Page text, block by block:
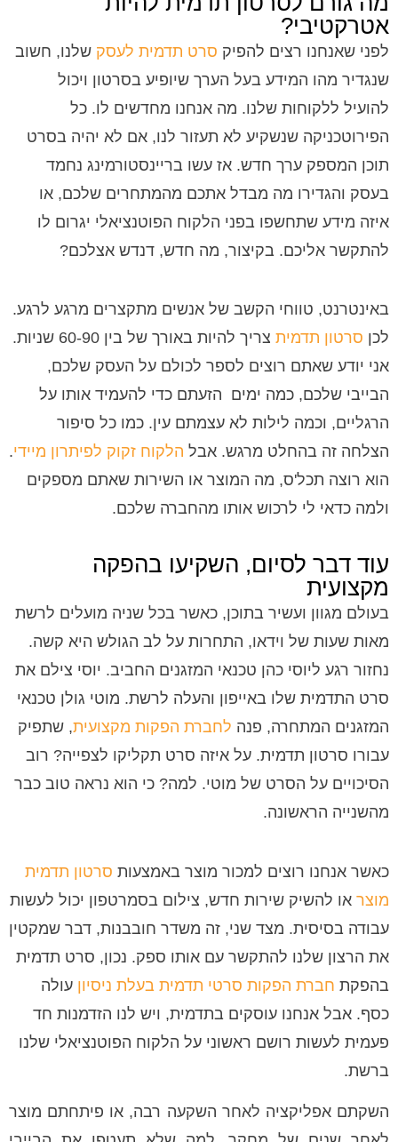
אטרקטיבי?
לפני שאנחנו רצים להפיק סרט תדמית לעסק שלנו, חשוב
שנגדיר מהו המידע בעל הערך שיופיע בסרטון ויכול
להועיל ללקוחות שלנו. מה אנחנו מחדשים לו. כל
הפירוטכניקה שנשקיע לא תעזור לנו, אם לא יהיה בסרט
תוכן המספק ערך חדש. אז עשו בריינסטורמינג נחמד
בעסק והגדירו מה מבדל אתכם מהמתחרים שלכם, או
איזה מידע שתחשפו בפני הלקוח הפוטנציאלי יגרום לו
להתקשר אליכם. בקיצור, מה חדש, דנדש אצלכם?
באינטרנט, טווחי הקשב של אנשים מתקצרים מרגע לרגע.
לכן סרטון תדמית
צריך להיות באורך של בין 60-90 שניות.
אני יודע שאתם רוצים לספר לכולם על העסק שלכם,
הבייבי שלכם, כמה ימים הזעתם כדי להעמיד אותו על
הרגליים, וכמה לילות לא עצמתם עין. כמו כל סיפור
הצלחה זה בהחלט מרגש. אבל הלקוח זקוק לפיתרון מיידי.
הוא רוצה תכל'ס, מה המוצר או השירות שאתם מספקים
ולמה כדאי לי לרכוש אותו מהחברה שלכם.
עוד דבר לסיום, השקיעו בהפקה
מקצועית
בעולם מגוון ועשיר בתוכן, כאשר בכל שניה מועלים לרשת
מאות שעות של וידאו, התחרות על לב הגולש היא קשה.
נחזור רגע ליוסי כהן טכנאי המזגנים החביב. יוסי צילם את
סרט התדמית שלו באייפון והעלה לרשת. מוטי גולן טכנאי
המזגנים המתחרה, פנה לחברת הפקות מקצועית, שתפיק
עבורו סרטון תדמית. על איזה סרט תקליקו לצפייה? רוב
הסיכויים על הסרט של מוטי. למה? כי הוא נראה טוב כבר
מהשנייה הראשונה.
כאשר אנחנו רוצים למכור מוצר באמצעות סרטון תדמית
מוצר או להשיק שירות חדש, צילום בסמרטפון יכול לעשות
עבודה בסיסית. מצד שני, זה משדר חובבנות, דבר שמקטין
את הרצון שלנו להתקשר עם אותו ספק. נכון, סרט תדמית
בהפקת חברת הפקות סרטי תדמית בעלת ניסיון עולה
כסף. אבל אנחנו עוסקים בתדמית, ויש לנו הזדמנות חד
פעמית לעשות רושם ראשוני על הלקוח הפוטנציאלי שלנו
ברשת.
השקתם אפליקציה לאחר השקעה רבה, או פיתחתם מוצר